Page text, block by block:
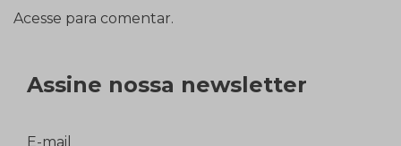
Acesse para comentar.
Assine nossa newsletter
E-mail